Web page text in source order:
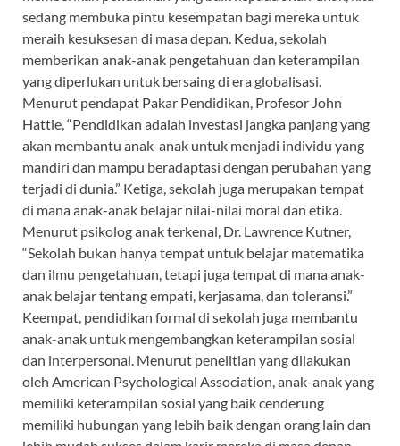
sedang membuka pintu kesempatan bagi mereka untuk
meraih kesuksesan di masa depan. Kedua, sekolah
memberikan anak-anak pengetahuan dan keterampilan
yang diperlukan untuk bersaing di era globalisasi.
Menurut pendapat Pakar Pendidikan, Profesor John
Hattie, “Pendidikan adalah investasi jangka panjang yang
akan membantu anak-anak untuk menjadi individu yang
mandiri dan mampu beradaptasi dengan perubahan yang
terjadi di dunia.” Ketiga, sekolah juga merupakan tempat
di mana anak-anak belajar nilai-nilai moral dan etika.
Menurut psikolog anak terkenal, Dr. Lawrence Kutner,
“Sekolah bukan hanya tempat untuk belajar matematika
dan ilmu pengetahuan, tetapi juga tempat di mana anak-
anak belajar tentang empati, kerjasama, dan toleransi.”
Keempat, pendidikan formal di sekolah juga membantu
anak-anak untuk mengembangkan keterampilan sosial
dan interpersonal. Menurut penelitian yang dilakukan
oleh American Psychological Association, anak-anak yang
memiliki keterampilan sosial yang baik cenderung
memiliki hubungan yang lebih baik dengan orang lain dan